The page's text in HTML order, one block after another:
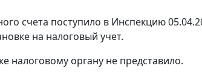
счета поступило в Инспекцию
на налоговый учет.
налоговому органу не представило.